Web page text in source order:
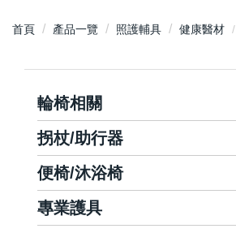
首頁 產品一覽 照護輔具 健康醫材
輪椅相關
拐杖/助行器
便椅/沐浴椅
專業護具